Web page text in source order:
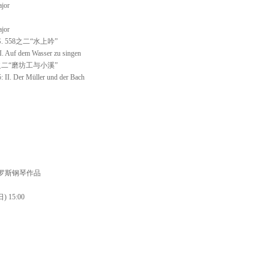
558之二“水上吟”
Auf dem Wasser zu singen
“磨坊工与小溪”
II. Der Müller und der Bach
斯钢琴作品
) 15:00